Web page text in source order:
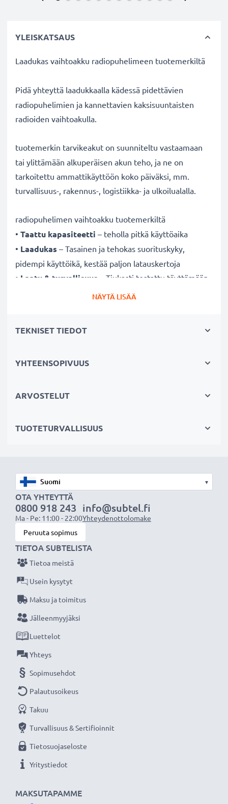
YLEISKATSAUS
Laadukas vaihtoakku radiopuhelimeen tuotemerkiltä
Pidä yhteyttä laadukkaalla kädessä pidettävien
radiopuhelimien ja kannettavien kaksisuuntaisten
radioiden vaihtoakulla.
tuotemerkin tarvikeakut on suunniteltu vastaamaan
tai ylittämään alkuperäisen akun teho, ja ne on
tarkoitettu ammattikäyttöön koko päiväksi, mm.
turvallisuus-, rakennus-, logistiikka- ja ulkoilualalla.
radiopuhelimen vaihtoakku tuotemerkiltä
• Taattu kapasiteetti – teholla pitkä käyttöaika
• Laadukas – Tasainen ja tehokas suorituskyky,
pidempi käyttöikä, kestää paljon latauskertoja
• Laatu & turvallisuus – Tiukasti testattu täyttämään
korkeimmat turvallisuus- ja luotettavuusstandardit
radiopuhelimeen ja on helppo asentaa
Tuotetiedot:
Akkutyyppi:
Yhteensopivat laitemallit:
Yhteensopivuus-kohdasta
Huomio:Lataa akku täyteen ennen ensimmäistä
käyttökertaa parhaan suorituskyvyn, tehokkuuden ja
akun pitkän käyttöiän varmistamiseksi.
Subtel on toimittanut luotettavia akkuja
miljoonille tyytyväisille käyttäjille ympäri
vuoden takuulla!
NÄYTÄ LISÄÄ
TEKNISET TIEDOT
YHTEENSOPIVUUS
ARVOSTELUT
TUOTETURVALLISUUS
▾
OTA YHTEYTTÄ
0800 918 243
Ma - Pe: 11:00 - 22:00
info@subtel.fi
Yhteydenottolomake
Peruuta sopimus
MAKSUTAPAMME
TIETOA SUBTELISTA
Tietoa meistä
Usein kysytyt
Maksu ja toimitus
Jälleenmyyjäksi
Luettelot
Yhteys
Sopimusehdot
Palautusoikeus
Takuu
Turvallisuus & Sertifioinnit
Tietosuojaseloste
Yritystiedot